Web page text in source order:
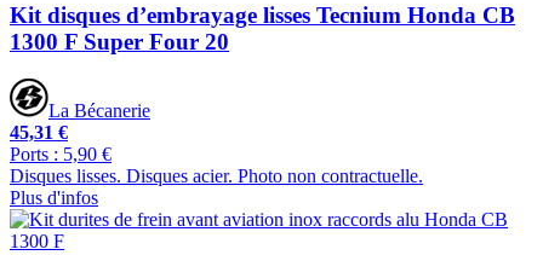
Kit disques d’embrayage lisses Tecnium Honda CB
1300 F Super Four 20
La Bécanerie
45,31 €
Ports : 5,90 €
Disques lisses. Disques acier. Photo non contractuelle.
Plus d'infos